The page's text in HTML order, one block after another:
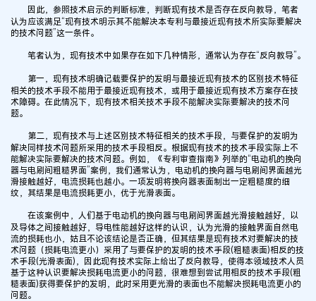
因此，参照技术启示的判断标准，判断现有技术是否存在反向教导，笔者
认为应该满足“现有技术明示其不能解决本专利与最接近现有技术所实际要解决
的技术问题”这一条件。
笔者认为，现有技术中如果存在如下几种情形，通常认为存在“反向教导”。
第一，现有技术明确记载要保护的发明与最接近现有技术的区别技术特征
相关的技术手段不能用于最接近现有技术，或用于最接近现有技术方案存在技
术障碍。在此情况下，现有技术相关技术手段不能解决实际要解决的技术问
题。
第二，现有技术与上述区别技术特征相关的技术手段，与要保护的发明为
解决同样技术问题所采用的技术手段相反。根据现有技术的技术手段实际上不
能解决实际要解决的技术问题。例如，《专利审查指南》列举的“电动机的换向
器与电刷间粗糙界面”案例，我们通常认为，电动机的换向器与电刷间界面越光
滑接触越好，电流损耗也越小。一项发明将换向器表面制出一定粗糙度的细
纹，其结果是电流损耗更小，优于光滑表面。
在该案例中，人们基于电动机的换向器与电刷间界面越光滑接触越好，以
及导体之间接触越好，导电性能越好这样的认识，认为光滑的接触界面自然电
流的损耗也小，姑且不论该结论是否正确，但其结果是现有技术对要解决的技
术问题（损耗电流更小）采用了与要保护的发明的技术手段(粗糙表面)相反的技
术手段(光滑表面)，因此现有技术实际上给出了反向教导，使得本领域技术人员
基于这种认识要解决损耗电流更小的问题，很难想到尝试用相反的技术手段(粗
糙表面)获得要保护的发明，此时采用更光滑的表面也不能解决损耗电流更小的
问题。